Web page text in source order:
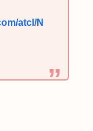
atcl/N